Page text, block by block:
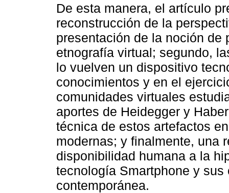
De esta manera, el artículo
reconstrucción de la
presentación de la noción de
etnografía virtual; segundo,
lo vuelven un dispositivo
conocimientos y en el
comunidades virtuales
aportes de Heidegger y
técnica de estos artefactos
modernas; y finalmente, una
disponibilidad humana a la
tecnología Smartphone y
contemporánea.